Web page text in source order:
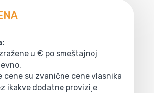
u € po smeštajnoj
cene su zvanične cene vlasnika
ikakve dodatne provizije